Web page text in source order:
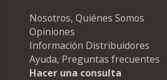
Nosotros, Quiénes Somos
Opiniones
Información Distribuidores
Ayuda, Preguntas frecuentes
Hacer una consulta